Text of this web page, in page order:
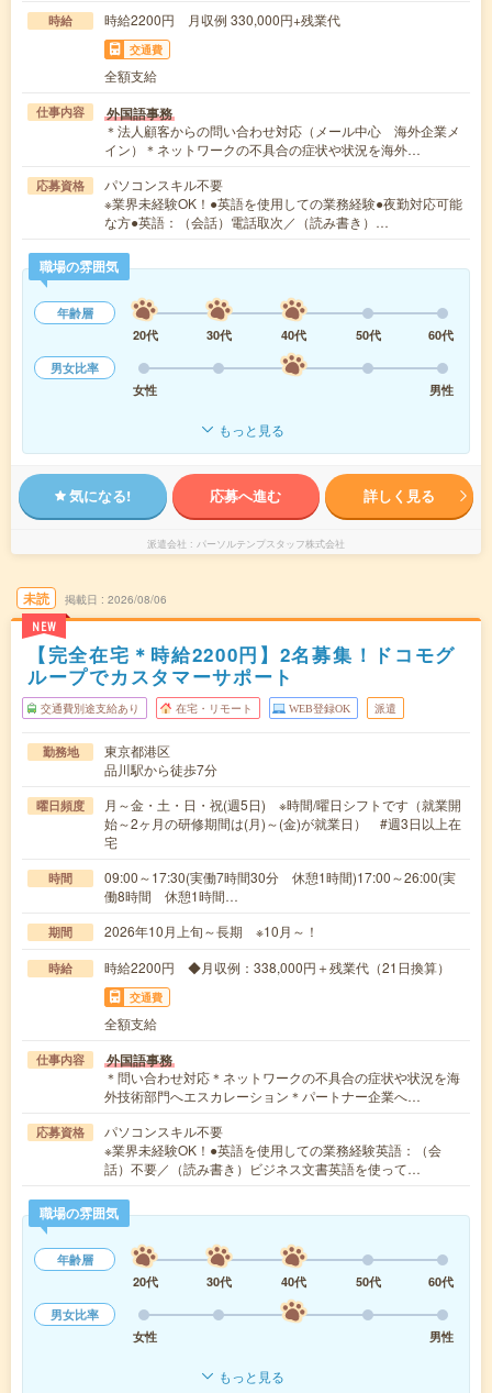
時給 時給2200円 月収例 330,000円+残業代
交通費
全額支給
仕事内容 外国語事務
＊法人顧客からの問い合わせ対応（メール中心 海外企業メ
イン）＊ネットワークの不具合の症状や状況を海外…
応募資格
パソコンスキル不要
※業界未経験OK！●英語を使用しての業務経験●夜勤対応可能
な方●英語：（会話）電話取次／（読み書き）…
職場の雰囲気
年齢層
20代
30代 40代 50代
60代
男女比率
女性
男性
もっと見る
気になる! 応募へ進む 詳しく見る
派遣会社 パーソルテンプスタッフ株式会社
未読
NEW
掲載日 2026/08/06
【完全在宅＊時給2200円】2名募集！ドコモグ
ループでカスタマーサポート
交通費別途支給あり 在宅・リモート WEB登録OK 派遣
勤務地
東京都港区
品川駅から徒歩7分
曜日頻度
月～金・土・日・祝(週5日) ※時間/曜日シフトです（就業開
始～2ヶ月の研修期間は(月)～(金)が就業日） #週3日以上在
宅
時間
09:00～17:30(実働7時間30分 休憩1時間)17:00～26:00(実
働8時間 休憩1時間…
期間 2026年10月上旬～長期 ※10月～！
時給 時給2200円 ◆月収例：338,000円＋残業代（21日換算）
交通費
全額支給
仕事内容 外国語事務
＊問い合わせ対応＊ネットワークの不具合の症状や状況を海
外技術部門へエスカレーション＊パートナー企業へ…
応募資格
パソコンスキル不要
※業界未経験OK！●英語を使用しての業務経験英語：（会
話）不要／（読み書き）ビジネス文書英語を使って…
職場の雰囲気
年齢層
20代
30代 40代 50代
60代
男女比率
女性
男性
もっと見る